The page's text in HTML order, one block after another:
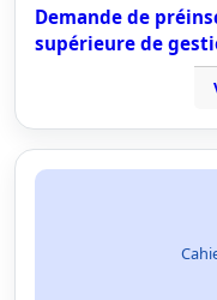
Demande de
supérieure de